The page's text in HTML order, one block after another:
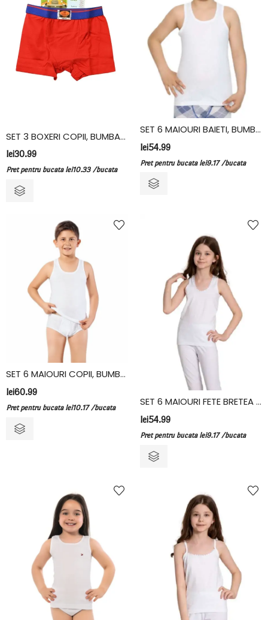
SET 3 BOXERI COPII, BUMBAC ELASTAN, VIVALDI, ROSU
lei30.99
Pret pentru bucata lei10.33 /bucata
SET 6 MAIOURI BAIETI, BUMBAC, FIDAN, ALB
lei54.99
Pret pentru bucata lei9.17 /bucata
SET 6 MAIOURI COPII, BUMBAC, VIVALDI, ALB
lei60.99
Pret pentru bucata lei10.17 /bucata SET 6 MAIOURI FETE BRETEA LATA, BUMBAC, FIDAN, ALB
lei54.99
Pret pentru bucata lei9.17 /bucata